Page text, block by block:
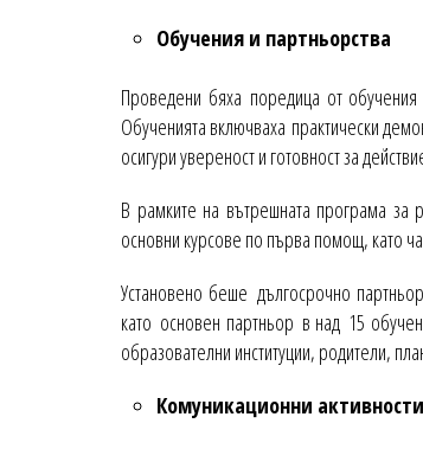
Обучения и партньорства
Проведени бяха поредица от
Обученията включваха практически
осигури увереност и готовност за
В рамките на вътрешната програма за
основни курсове по първа помощ, като
Установено беше дългосрочно
като основен партньор в над 15
образователни институции, родители,
Комуникационни активности